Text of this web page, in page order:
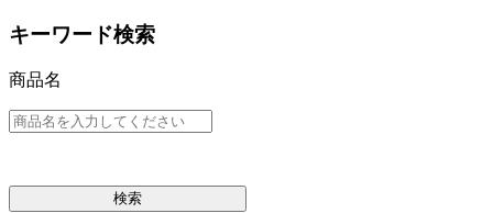
キーワード検索
商品名
検索